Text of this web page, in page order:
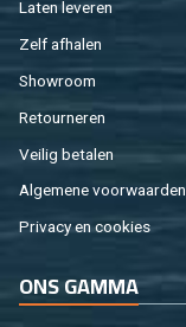
Laten le­ve­ren
Zelf af­ha­len
Show­room
Re­tour­ne­ren
Vei­lig be­ta­len
Al­ge­me­ne voor­waar­den
Pri­va­cy en coo­kies
ONS GAMMA